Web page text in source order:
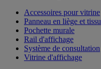
Accessoires pour vitrine
Panneau en liège et tissu
Pochette murale
Rail d'affichage
Système de consultation
Vitrine d'affichage